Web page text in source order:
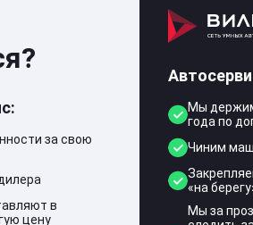
за свою
в
цену
Мы
года по
Чиним
«на
Мы за